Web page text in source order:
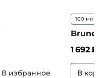
В избранное
100 мл
1 692₽
В